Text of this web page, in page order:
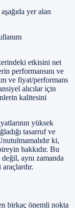
yer alan
etkisini net
performansını ve
ve fiyat/performans
alıcılar için
kalitesini
yüksek
tasarruf ve
ki,
hakkıdır. Bu
aynı zamanda
araçlardır.
birkaç önemli nokta